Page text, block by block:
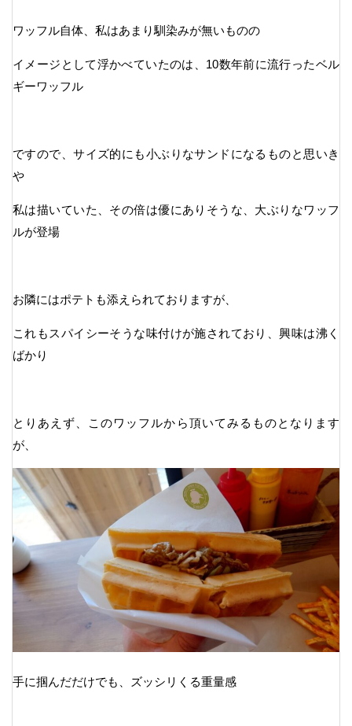
ワッフル自体、私はあまり馴染みが無いものの
イメージとして浮かべていたのは、10数年前に流行ったベル
ギーワッフル
ですので、サイズ的にも小ぶりなサンドになるものと思いき
や
私は描いていた、その倍は優にありそうな、大ぶりなワッフ
ルが登場
お隣にはポテトも添えられておりますが、
これもスパイシーそうな味付けが施されており、興味は沸く
ばかり
とりあえず、このワッフルから頂いてみるものとなります
が、
手に掴んだだけでも、ズッシリくる重量感